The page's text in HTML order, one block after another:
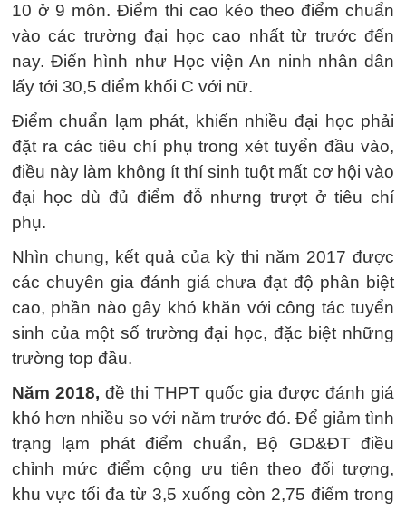
10 ở 9 môn. Điểm thi cao kéo theo điểm chuẩn
vào các trường đại học cao nhất từ trước đến
nay. Điển hình như Học viện An ninh nhân dân
lấy tới 30,5 điểm khối C với nữ.
Điểm chuẩn lạm phát, khiến nhiều đại học phải
đặt ra các tiêu chí phụ trong xét tuyển đầu vào,
điều này làm không ít thí sinh tuột mất cơ hội vào
đại học dù đủ điểm đỗ nhưng trượt ở tiêu chí
phụ.
Nhìn chung, kết quả của kỳ thi năm 2017 được
các chuyên gia đánh giá chưa đạt độ phân biệt
cao, phần nào gây khó khăn với công tác tuyển
sinh của một số trường đại học, đặc biệt những
trường top đầu.
Năm 2018, đề thi THPT quốc gia được đánh giá
khó hơn nhiều so với năm trước đó. Để giảm tình
trạng lạm phát điểm chuẩn, Bộ GD&ĐT điều
chỉnh mức điểm cộng ưu tiên theo đối tượng,
khu vực tối đa từ 3,5 xuống còn 2,75 điểm trong